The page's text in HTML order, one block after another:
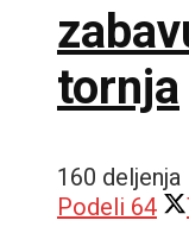
tornja
160 deljenja
Podeli 64